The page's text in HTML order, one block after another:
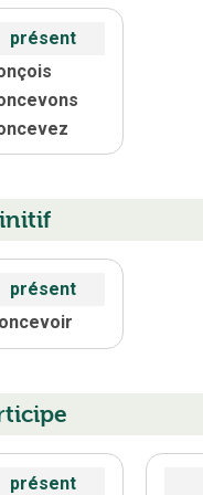
présent
présent
présent